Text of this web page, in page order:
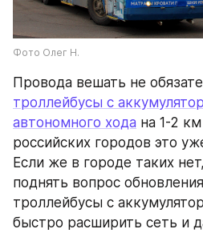
Фото Олег Н.
Провода вешать не
троллейбусы с
автономного хода на 1-2
российских городов это
Если же в городе таких
поднять вопрос
троллейбусы с
быстро расширить сеть и